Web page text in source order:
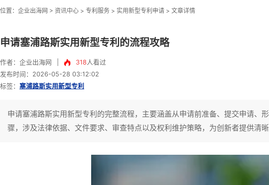
位置： 企业出海网 > 资讯中心 > 专利服务 > 实用新型专利申请 > 文章详情
申请塞浦路斯实用新型专利的流程攻略
作者：企业出海网 318人看过
发布时间：2026-05-28 03:12:02
标签： 塞浦路斯实用新型专利
申请塞浦路斯实用新型专利的完整流程，主要涵盖从申请前准备、提交申请、
骤，涉及法律依据、文件要求、审查特点以及权利维护策略，为创新者提供清晰